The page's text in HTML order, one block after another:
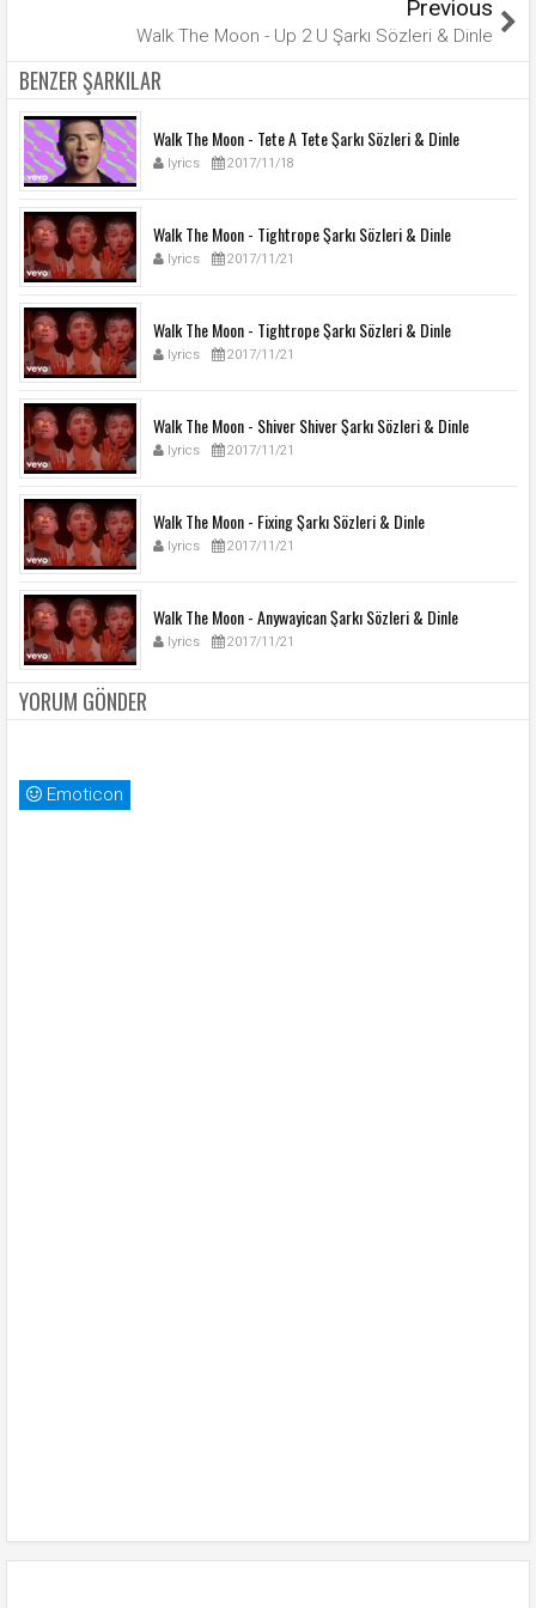
Previous
Walk The Moon - Up 2 U Şarkı Sözleri & Dinle
BENZER ŞARKILAR
Walk The Moon - Tete A Tete Şarkı Sözleri & Dinle
lyrics 2017/11/18
Walk The Moon - Tightrope Şarkı Sözleri & Dinle
lyrics 2017/11/21
Walk The Moon - Tightrope Şarkı Sözleri & Dinle
lyrics 2017/11/21
Walk The Moon - Shiver Shiver Şarkı Sözleri & Dinle
lyrics 2017/11/21
Walk The Moon - Fixing Şarkı Sözleri & Dinle
lyrics 2017/11/21
Walk The Moon - Anywayican Şarkı Sözleri & Dinle
lyrics 2017/11/21
YORUM GÖNDER
Emoticon